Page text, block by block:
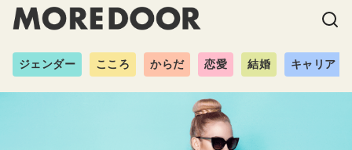
ジェンダー こころ からだ 恋愛 結婚 キャリア